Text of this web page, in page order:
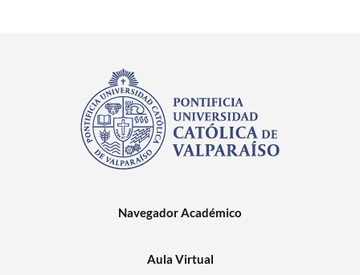
Navegador Académico
Aula Virtual